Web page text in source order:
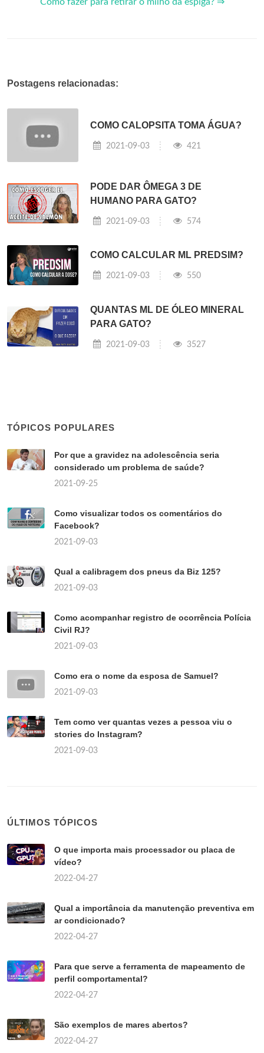
Postagens relacionadas:
COMO CALOPSITA TOMA ÁGUA?
2021-09-03 421
PODE DAR ÔMEGA 3 DE
HUMANO PARA GATO?
2021-09-03 574
COMO CALCULAR ML PREDSIM?
2021-09-03 550
QUANTAS ML DE ÓLEO MINERAL
PARA GATO?
2021-09-03 3527
TÓPICOS POPULARES
Por que a gravidez na adolescência seria
considerado um problema de saúde?
2021-09-25
Como visualizar todos os comentários do
Facebook?
2021-09-03
Qual a calibragem dos pneus da Biz 125?
2021-09-03
Como acompanhar registro de ocorrência Polícia
Civil RJ?
2021-09-03
Como era o nome da esposa de Samuel?
2021-09-03
Tem como ver quantas vezes a pessoa viu o
stories do Instagram?
2021-09-03
ÚLTIMOS TÓPICOS
O que importa mais processador ou placa de
vídeo?
2022-04-27
Qual a importância da manutenção preventiva em
ar condicionado?
2022-04-27
Para que serve a ferramenta de mapeamento de
perfil comportamental?
2022-04-27
São exemplos de mares abertos?
2022-04-27